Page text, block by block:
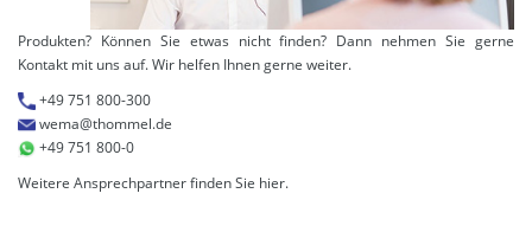
Produkten? Können Sie etwas nicht finden? Dann nehmen Sie gerne
Kontakt mit uns auf. Wir helfen Ihnen gerne weiter.
+49 751 800-300
wema@thommel.de
+49 751 800-0
Weitere Ansprechpartner finden Sie hier.